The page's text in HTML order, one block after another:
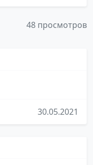
48 просмотров
30.05.2021